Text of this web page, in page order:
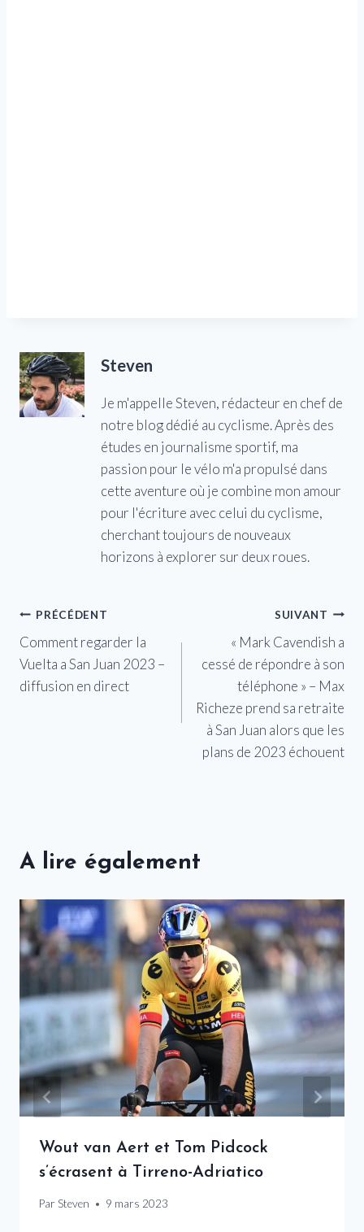
Steven
Je m'appelle Steven, rédacteur en chef de
notre blog dédié au cyclisme. Après des
études en journalisme sportif, ma
passion pour le vélo m'a propulsé dans
cette aventure où je combine mon amour
pour l'écriture avec celui du cyclisme,
cherchant toujours de nouveaux
horizons à explorer sur deux roues.
Navigation
de
l’article
PRÉCÉDENT
Comment regarder la
Vuelta a San Juan 2023 –
diffusion en direct
SUIVANT
« Mark Cavendish a
cessé de répondre à son
téléphone » – Max
Richeze prend sa retraite
à San Juan alors que les
plans de 2023 échouent
A lire également
Wout van Aert et Tom Pidcock
s’écrasent à Tirreno-Adriatico
Par Steven 9 mars 2023